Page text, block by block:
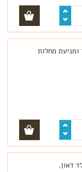
ומניעת מחלות
דאון.